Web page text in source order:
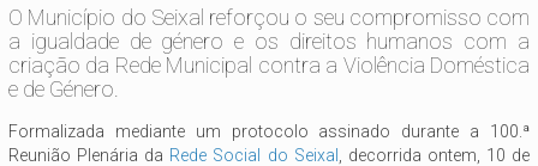
O Município do Seixal reforçou o seu compromisso com
a igualdade de género e os direitos humanos com a
criação da Rede Municipal contra a Violência Doméstica
e de Género.
Formalizada mediante um protocolo assinado durante a 100.ª
Reunião Plenária da Rede Social do Seixal
, decorrida ontem, 10 de